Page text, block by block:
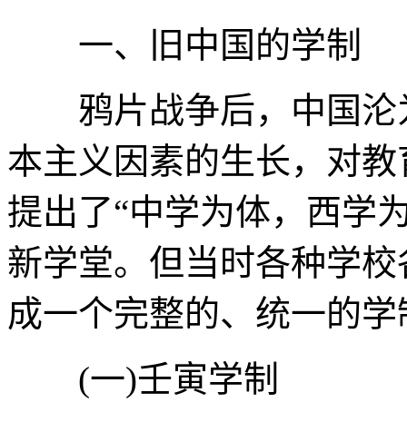
一、旧中国的学制
鸦片战争后，中国沦
本主义因素的生长，对
提出了“中学为体，西学
新学堂。但当时各种学
成一个完整的、统一的
(一)壬寅学制